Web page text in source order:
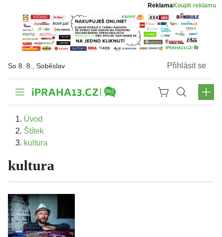
ReklamaKoupit reklamu
So 8. 8., Soběslav Přihlásit se
Úvod
Štítek
kultura
kultura